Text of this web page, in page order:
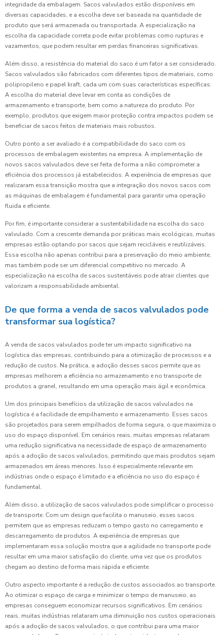
integridade da embalagem. Sacos valvulados estão disponíveis em
diversas capacidades, e a escolha deve ser baseada na quantidade de
produto que será armazenada ou transportada. A especialização na
escolha da capacidade correta pode evitar problemas como rupturas e
vazamentos, que podem resultar em perdas financeiras significativas.
Além disso, a resistência do material do saco é um fator a ser considerado.
Sacos valvulados são fabricados com diferentes tipos de materiais, como
polipropileno e papel kraft, cada um com suas características específicas.
A escolha do material deve levar em conta as condições de
armazenamento e transporte, bem como a natureza do produto. Por
exemplo, produtos que exigem maior proteção contra impactos podem se
beneficiar de sacos feitos de materiais mais robustos.
Outro ponto a ser avaliado é a compatibilidade do saco com os
processos de embalagem existentes na empresa. A implementação de
novos sacos valvulados deve ser feita de forma a não comprometer a
eficiência dos processos já estabelecidos. A experiência de empresas que
realizaram essa transição mostra que a integração dos novos sacos com
as máquinas de embalagem é fundamental para garantir uma operação
fluida e eficiente.
Por fim, é importante considerar a sustentabilidade na escolha do saco
valvulado. Com a crescente demanda por práticas mais ecológicas, muitas
empresas estão optando por sacos que sejam recicláveis e reutilizáveis.
Essa escolha não apenas contribui para a preservação do meio ambiente,
mas também pode ser um diferencial competitivo no mercado. A
especialização na escolha de sacos sustentáveis pode atrair clientes que
valorizam a responsabilidade ambiental.
De que forma a venda de sacos valvulados pode
transformar sua logística?
A venda de sacos valvulados pode ter um impacto significativo na
logística das empresas, contribuindo para a otimização de processos e a
redução de custos. Na prática, a adoção desses sacos permite que as
empresas melhorem a eficiência no armazenamento e no transporte de
produtos a granel, resultando em uma operação mais ágil e econômica.
Um dos principais benefícios da utilização de sacos valvulados na
logística é a facilidade de empilhamento e armazenamento. Esses sacos
são projetados para serem empilhados de forma segura, o que maximiza o
uso do espaço disponível. Em cenários reais, muitas empresas relataram
uma redução significativa na necessidade de espaço de armazenamento
após a adoção de sacos valvulados, permitindo que mais produtos sejam
armazenados em áreas menores. Isso é especialmente relevante em
indústrias onde o espaço é limitado e a eficiência no uso do espaço é
fundamental.
Além disso, a utilização de sacos valvulados pode simplificar o processo
de transporte. Com um design que facilita o manuseio, esses sacos
permitem que as empresas reduzam o tempo gasto no carregamento e
descarregamento de produtos. A experiência de empresas que
implementaram essa solução mostra que a agilidade no transporte pode
resultar em uma maior satisfação do cliente, uma vez que os produtos
chegam ao destino de forma mais rápida e eficiente.
Outro aspecto importante é a redução de custos associados ao transporte.
Ao otimizar o espaço de carga e minimizar o tempo de manuseio, as
empresas conseguem economizar recursos significativos. Em cenários
reais, muitas indústrias relataram uma diminuição nos custos operacionais
após a adoção de sacos valvulados, o que contribui para uma maior